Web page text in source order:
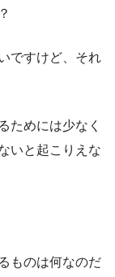
ですけど、それ
ためには少なく
いと起こりえな
ものは何なのだ